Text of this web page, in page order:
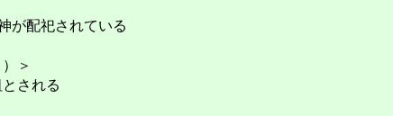
が配祀されている
＞
される